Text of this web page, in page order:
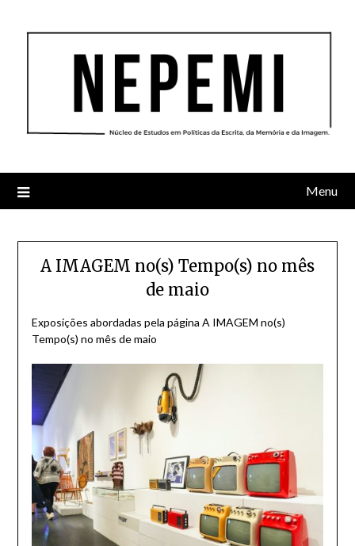
Menu
A IMAGEM no(s) Tempo(s) no mês
de maio
Exposições abordadas pela página A IMAGEM no(s)
Tempo(s) no mês de maio